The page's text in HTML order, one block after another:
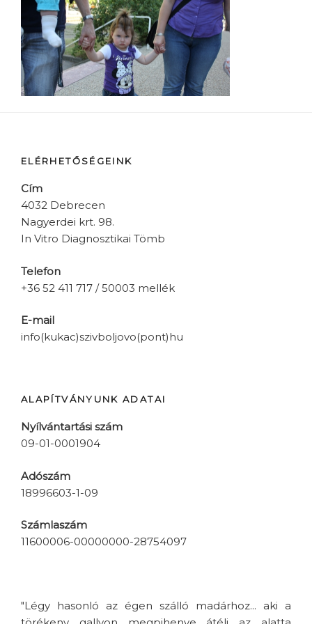
ELÉRHETŐSÉGEINK
Cím
4032 Debrecen
Nagyerdei krt. 98.
In Vitro Diagnosztikai Tömb
Telefon
+36 52 411 717 / 50003 mellék
E-mail
info(kukac)szivboljovo(pont)hu
ALAPÍTVÁNYUNK ADATAI
Nyílvántartási szám
09-01-0001904
Adószám
18996603-1-09
Számlaszám
11600006-00000000-28754097
"Légy hasonló az égen szálló madárhoz... aki a